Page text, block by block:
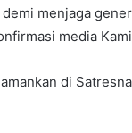
menjaga
media
di